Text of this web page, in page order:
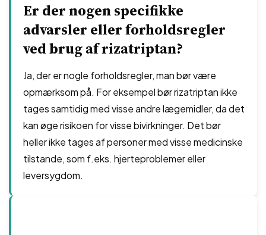
Er der nogen specifikke
advarsler eller forholdsregler
ved brug af rizatriptan?
Ja, der er nogle forholdsregler, man bør være
opmærksom på. For eksempel bør rizatriptan ikke
tages samtidig med visse andre lægemidler, da det
kan øge risikoen for visse bivirkninger. Det bør
heller ikke tages af personer med visse medicinske
tilstande, som f.eks. hjerteproblemer eller
leversygdom.